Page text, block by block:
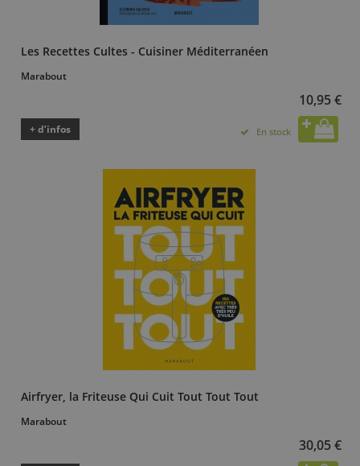
Les Recettes Cultes - Cuisiner Méditerranéen
Marabout
10,95 €
+ d’infos En stock
Airfryer, la Friteuse Qui Cuit Tout Tout Tout
Marabout
30,05 €